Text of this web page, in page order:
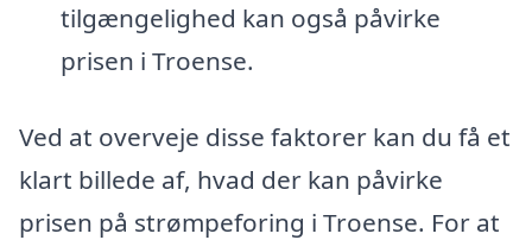
tilgængelighed kan også påvirke
prisen i Troense.
Ved at overveje disse faktorer kan du få et
klart billede af, hvad der kan påvirke
prisen på strømpeforing i Troense. For at